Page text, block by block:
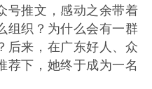
号推文，感动之余带着
组织？为什么会有一群
后来，在广东好人、众
荐下，她终于成为一名